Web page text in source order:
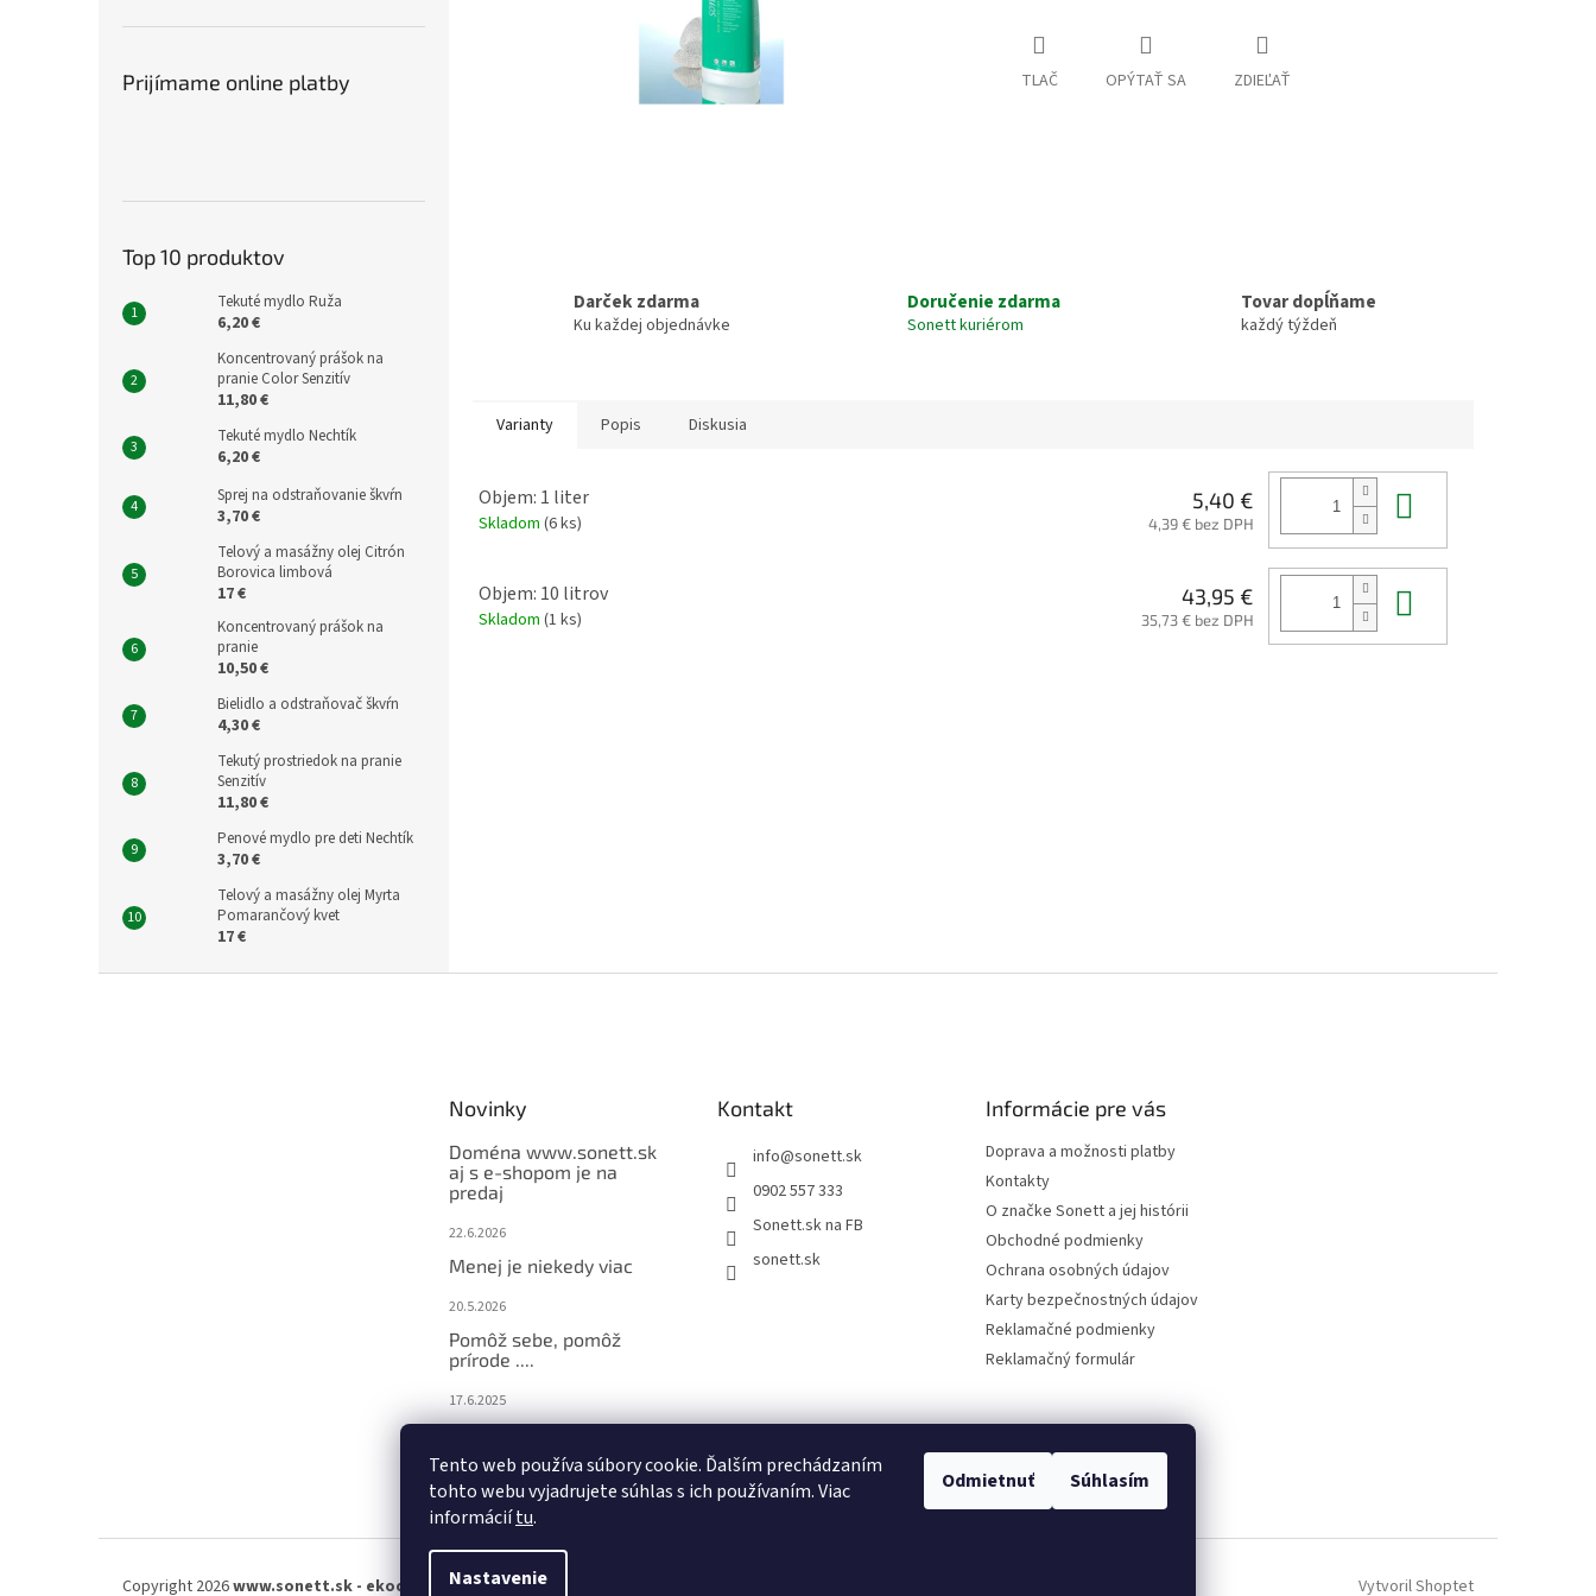
Tento web používa súbory cookie. Ďalším prechádzaním
tohto webu vyjadrujete súhlas s ich používaním. Viac
informáciítu.
Nastavenie
Odmietnuť Súhlasím
Prijímame online platby
Top 10 produktov
Tekuté mydlo Ruža
6,20 €
Koncentrovaný prášok na
pranie Color Senzitív
11,80 €
Tekuté mydlo Nechtík
6,20 €
Sprej na odstraňovanie škvŕn
3,70 €
Telový a masážny olej Citrón
Borovica limbová
17 €
Koncentrovaný prášok na
pranie
10,50 €
Bielidlo a odstraňovač škvŕn
4,30 €
Tekutý prostriedok na pranie
Senzitív
11,80 €
Penové mydlo pre deti Nechtík
3,70 €
Telový a masážny olej Myrta
Pomarančový kvet
17 €
TLAČ OPÝTAŤ SA ZDIEĽAŤ
Darček zdarma
Ku každej objednávke
Doručenie zdarma
Sonett kuriérom
Tovar dopĺňame
každý týždeň
Varianty Popis Diskusia
Objem: 1 liter
Skladom (6 ks)
5,40 €
4,39 € bez DPH
Objem: 10 litrov
Skladom (1 ks)
43,95 €
35,73 € bez DPH
Novinky
Doména www.sonett.sk
aj s e-shopom je na
predaj
22.6.2026
Menej je niekedy viac
20.5.2026
Pomôž sebe, pomôž
prírode ....
17.6.2025
Kontakt
info@sonett.sk
0902 557 333
Sonett.sk na FB
sonett.sk
Informácie pre vás
Doprava a možnosti platby
Kontakty
O značke Sonett a jej histórii
Obchodné podmienky
Ochrana osobných údajov
Karty bezpečnostných údajov
Reklamačné podmienky
Reklamačný formulár
sonett klub
Vytvoril Shoptet
Copyright 2026www.sonett.sk - ekodrogéria. Všetky práva vyhradené.